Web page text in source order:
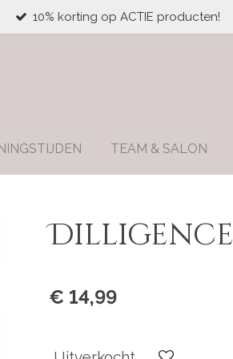
10% korting op ACTIE producten!
TEAM & SALON
Dilligence
€ 14,99